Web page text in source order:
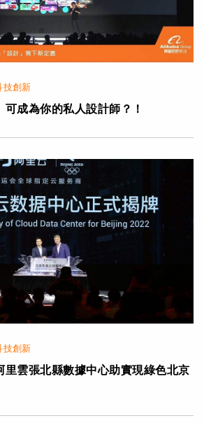
技創新
成為你的私人設計師？！
技創新
里雲張北縣數據中心助實現綠色北京